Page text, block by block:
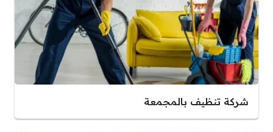
شركة تنظيف بالمجمعة